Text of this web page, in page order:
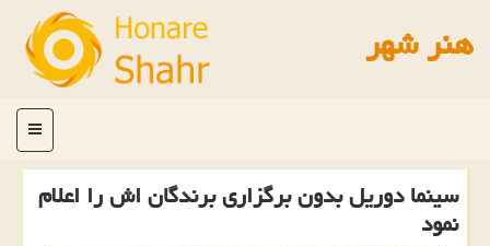
هنر شهر
منو
سینما دوریل بدون برگزاری برندگان اش را اعلام
نمود